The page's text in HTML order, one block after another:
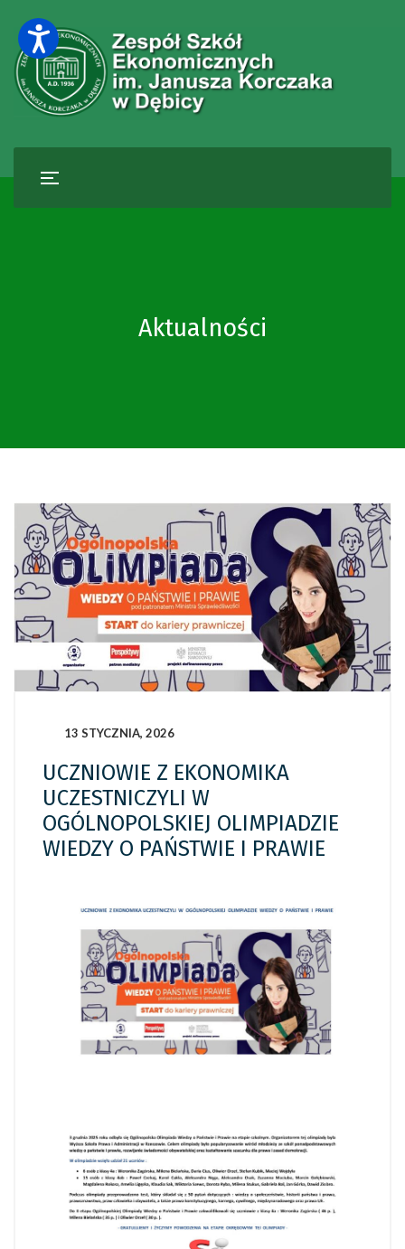
Aktualności
13 STYCZNIA, 2026
UCZNIOWIE Z EKONOMIKA
UCZESTNICZYLI W
OGÓLNOPOLSKIEJ OLIMPIADZIE
WIEDZY O PAŃSTWIE I PRAWIE